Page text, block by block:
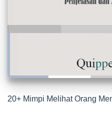
20+ Mimpi Melihat Orang